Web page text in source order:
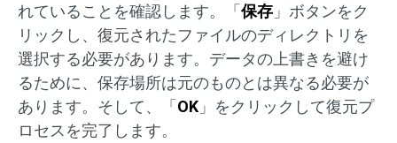
れていることを確認します。「保存 」ボタンをク
リックし、復元されたファイルのディレクトリを
選択する必要があります。データの上書きを避け
るために、保存場所は元のものとは異なる必要が
あります。そして、「OK 」をクリックして復元プ
ロセスを完了します。